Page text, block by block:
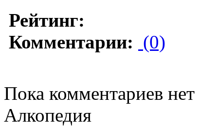
Рейтинг:
Комментарии: (0)
Пока комментариев нет
Алкопедия